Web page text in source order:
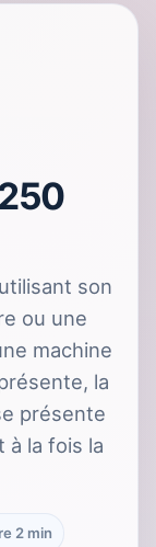
son
ou une
machine
la
présente
à la fois la
2 min